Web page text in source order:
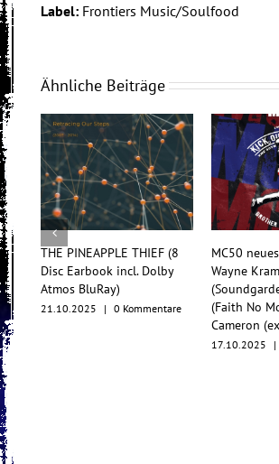
Label: Frontiers Music/Soulfood
Ähnliche Beiträge
THE PINEAPPLE THIEF (8
Disc Earbook incl. Dolby
Atmos BluRay)
21.10.2025 | 0 Kommentare
MC50
Wayne
(Faith No
Cameron
17.10.2025 |